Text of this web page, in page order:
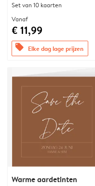
Set van 10 kaarten
Vanaf
€ 11,99
offers Elke dag lage prijzen
Warme aardetinten